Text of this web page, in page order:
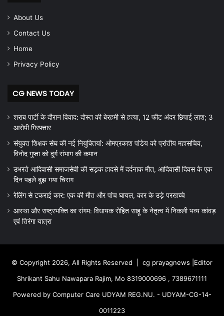
About Us
Contact Us
Home
Privacy Policy
CG NEWS TODAY
शराब पार्टी के दौरान विवाद: दोस्त की बेरहमी से हत्या, 12 फीट अंदर छिपाई लाश; 3
आरोपी गिरफ्तार
संयुक्त शिक्षक संघ की नई नियुक्तियां: ओमप्रकाश पांडेय को प्रांतीय महासचिव,
विनोद गुप्ता को दुर्ग संभाग की कमान
उभरते आदिवासी समाजसेवी की सड़क हादसे में दर्दनाक मौत, आदिवासी दिवस के एक
दिन पहले बुझ गया चिराग
रेलिंग से टकराई कार: एक की मौत और पांच घायल, कार के उड़े परखच्चे
आस्था और राष्ट्रभक्ति का संगम: विधायक रोहित साहू के नेतृत्व में निकली भव्य कांवड़
एवं तिरंगा यात्रा
© Copyright 2026, All Rights Reserved | cg prayagnews |Editor
Shrikant Sahu Nawapara Rajim, Mo 8319000696 , 7389671111
Powered by Computer Care UDYAM REG.NU. - UDYAM-CG-14-
0011223